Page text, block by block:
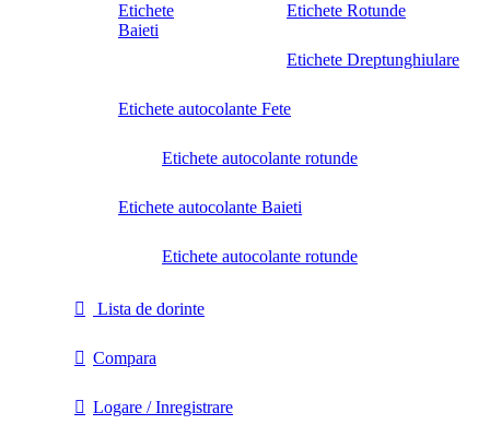
Etichete
Baieti
Etichete Rotunde
Etichete Dreptunghiulare
Etichete autocolante Fete
Etichete autocolante rotunde
Etichete autocolante Baieti
Etichete autocolante rotunde
Lista de dorinte
Compara
Logare / Inregistrare